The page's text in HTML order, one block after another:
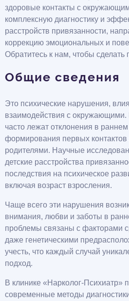
здоровые контакты с
комплексную диагностику и
расстройств привязанности,
коррекцию эмоциональных и
Обратитесь к нам, чтобы сделать
Общие сведения
Это психические нарушения,
взаимодействия с окружающими.
часто лежат отклонения в
формирования первых контактов
родителями. Научные
детские расстройства
последствия на психическое
включая возраст взросления.
Чаще всего эти нарушения
внимания, любви и заботы в
проблемы связаны с факторами
даже генетическими
учесть, что каждый случай
подход.
В клинике «Нарколог-Психиатр»
современные методы